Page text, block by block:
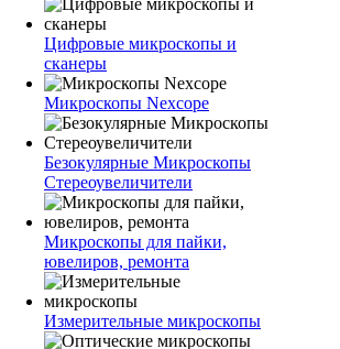
Цифровые микроскопы и
сканеры
Микроскопы Nexcope
Безокулярные Микроскопы
Стереоувеличители
Микроскопы для пайки,
ювелиров, ремонта
Измерительные микроскопы